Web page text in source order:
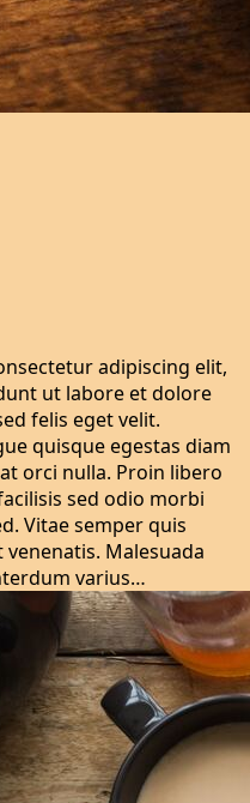
adipiscing elit,
ut labore et dolore
felis eget velit.
quisque egestas diam
orci nulla. Proin libero
sed odio morbi
Vitae semper quis
Malesuada
varius…